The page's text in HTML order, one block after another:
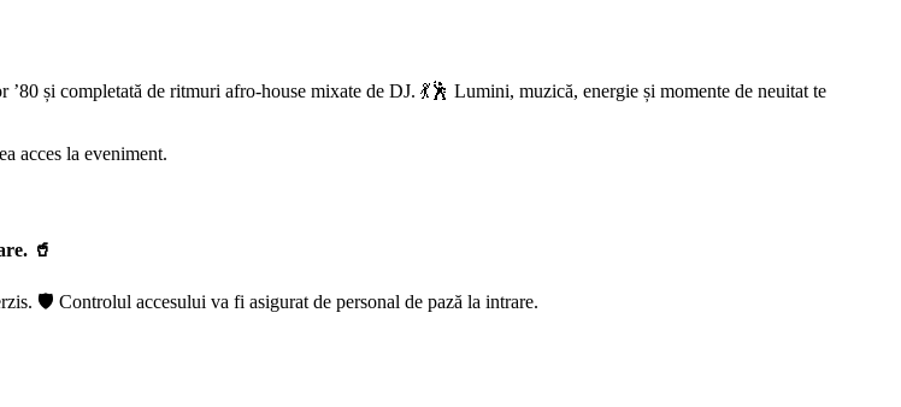
și completată de ritmuri afro-house mixate de DJ. 💃🕺 Lumini, muzică, energie și momente de neuitat te
acces la eveniment.
🥤
🛡️ Controlul accesului va fi asigurat de personal de pază la intrare.